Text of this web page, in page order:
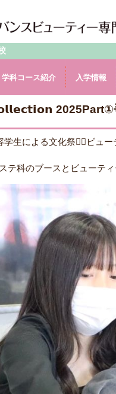
学科コース紹介 入学情報
生による文化祭☝🏻ビュ
テ科のブースとビューテ